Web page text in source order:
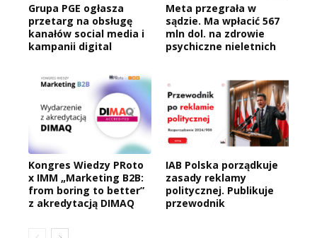
Grupa PGE ogłasza
przetarg na obsługę
kanałów social media i
kampanii digital
Meta przegrała w
sądzie. Ma wpłacić 567
mln dol. na zdrowie
psychiczne nieletnich
Kongres Wiedzy PRoto
x IMM „Marketing B2B:
from boring to better”
z akredytacją DIMAQ
IAB Polska porządkuje
zasady reklamy
politycznej. Publikuje
przewodnik